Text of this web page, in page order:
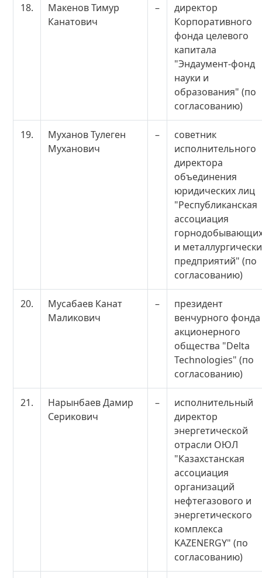
18.
Макенов Тимур
Канатович
–
директор
Корпоративного
фонда целевого
капитала
"Эндаумент-фонд
науки и
образования" (по
согласованию)
19.
Муханов Тулеген
Муханович
–
советник
исполнительного
директора
объединения
юридических лиц
"Республиканская
ассоциация
и
предприятий" (по
согласованию)
20.
Мусабаев Канат
Маликович
–
президент
венчурного фонда
акционерного
общества "Delta
Technologies" (по
согласованию)
21.
Нарынбаев Дамир
Серикович
–
исполнительный
директор
энергетической
отрасли ОЮЛ
"Казахстанская
ассоциация
организаций
нефтегазового и
энергетического
комплекса
KAZENERGY" (по
согласованию)